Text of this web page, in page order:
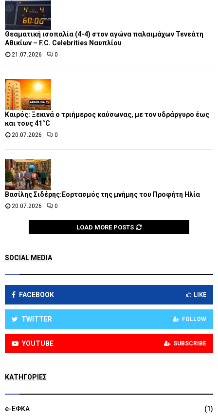
Θεαματική ισοπαλία (4-4) στον αγώνα παλαιμάχων Τενεάτη
Αθικίων – F.C. Celebrities Ναυπλίου
21.07.2026 0
Καιρός: Ξεκινά ο τριήμερος καύσωνας, με τον υδράργυρο έως
και τους 41°C
20.07.2026 0
Βασίλης Σιδέρης:Εορτασμός της μνήμης του Προφήτη Ηλία
20.07.2026 0
LOAD MORE POSTS
SOCIAL MEDIA
FACEBOOK LIKE
TWITTER FOLLOW
YOUTUBE SUBSCRIBE
KΑΤΗΓΟΡΊΕΣ
e-ΕΦΚΑ
(1)